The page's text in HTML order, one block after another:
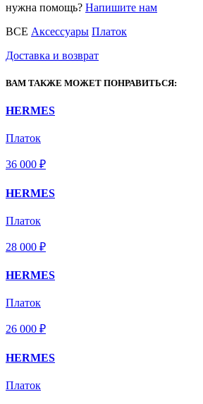
нужна помощь? Напишите нам
ВСЕ Аксессуары Платок
Доставка и возврат
ВАМ ТАКЖЕ МОЖЕТ ПОНРАВИТЬСЯ:
HERMES
Платок
36 000 ₽
HERMES
Платок
28 000 ₽
HERMES
Платок
26 000 ₽
HERMES
Платок